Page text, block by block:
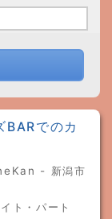
BARでのカ
- 新潟市
ト・パート